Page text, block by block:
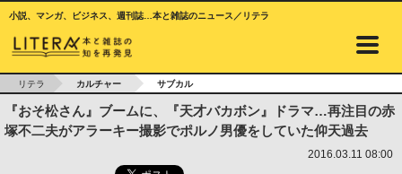
小説、マンガ、ビジネス、週刊誌…本と雑誌のニュース／リテラ
リテラ カルチャー サブカル
『おそ松さん』ブームに、『天才バカボン』ドラマ…再注目の赤
塚不二夫がアラーキー撮影でポルノ男優をしていた仰天過去
2016.03.11 08:00